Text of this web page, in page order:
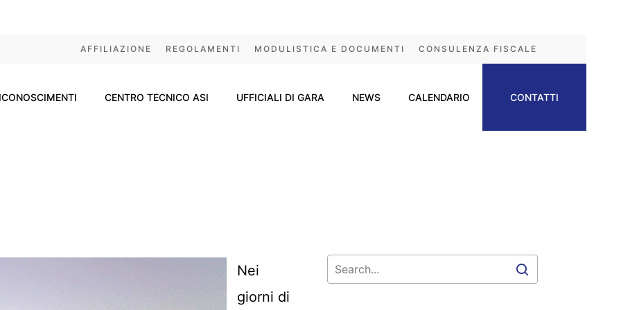
AFFILIAZIONE REGOLAMENTI MODULISTICA E DOCUMENTI CONSULENZA FISCALE
CENTRO TECNICO ASI UFFICIALI DI GARA NEWS CALENDARIO CONTATTI
Nei
giorni di